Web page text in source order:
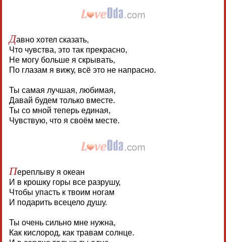
Давно хотел сказать,
Что чувства, это так прекрасно,
Не могу больше я скрывать,
По глазам я вижу, всё это не напрасно.
Ты самая лучшая, любимая,
Давай будем только вместе.
Ты со мной теперь единая,
Чувствую, что я своём месте.
Переплыву я океан
И в крошку горы все разрушу,
Чтобы упасть к твоим ногам
И подарить всецело душу.
Ты очень сильно мне нужна,
Как кислород, как травам солнце.